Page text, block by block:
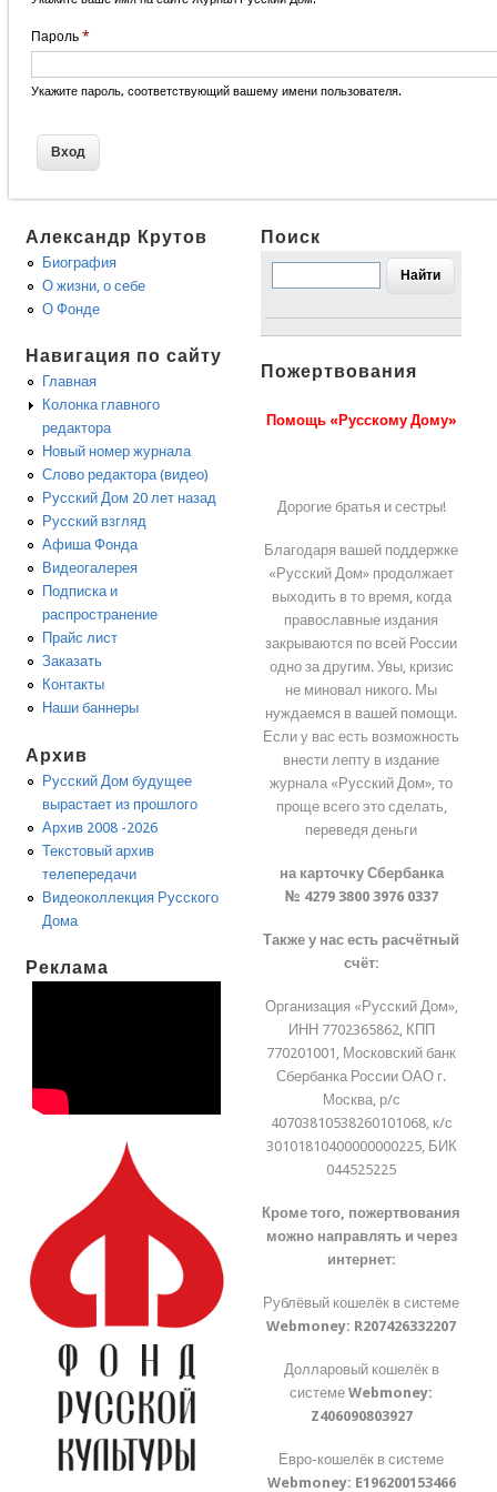
Пароль *
Укажите пароль, соответствующий вашему имени пользователя.
Александр Крутов
Биография
О жизни, о себе
О Фонде
Навигация по сайту
Главная
Колонка главного
редактора
Новый номер журнала
Слово редактора (видео)
Русский Дом 20 лет назад
Русский взгляд
Афиша Фонда
Видеогалерея
Подписка и
распространение
Прайс лист
Заказать
Контакты
Наши баннеры
Архив
Русский Дом будущее
вырастает из прошлого
Архив 2008 -2026
Текстовый архив
телепередачи
Видеоколлекция Русского
Дома
Реклама
Поиск
Пожертвования
Помощь «Русскому Дому»
Дорогие братья и сестры!
Благодаря вашей поддержке
«Русский Дом» продолжает
выходить в то время, когда
православные издания
закрываются по всей России
одно за другим. Увы, кризис
не миновал никого. Мы
нуждаемся в вашей помощи.
Если у вас есть возможность
внести лепту в издание
журнала «Русский Дом», то
проще всего это сделать,
переведя деньги
на карточку Сбербанка
№ 4279 3800 3976 0337
Также у нас есть расчётный
счёт:
Организация «Русский Дом»,
ИНН 7702365862, КПП
770201001, Московский банк
Сбербанка России ОАО г.
Москва, р/с
40703810538260101068, к/с
30101810400000000225, БИК
044525225
Кроме того, пожертвования
можно направлять и через
интернет:
Рублёвый кошелёк в системе
Webmoney: R207426332207
Долларовый кошелёк в
системеWebmoney:
Z406090803927
Евро-кошелёк в системе
Webmoney: E196200153466